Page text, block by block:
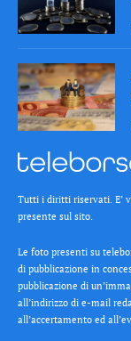
Tutti i diritti riservati. E’
presente sul sito.
Le foto presenti su
di pubblicazione in
pubblicazione di
all’indirizzo di e-mail
all’accertamento ed